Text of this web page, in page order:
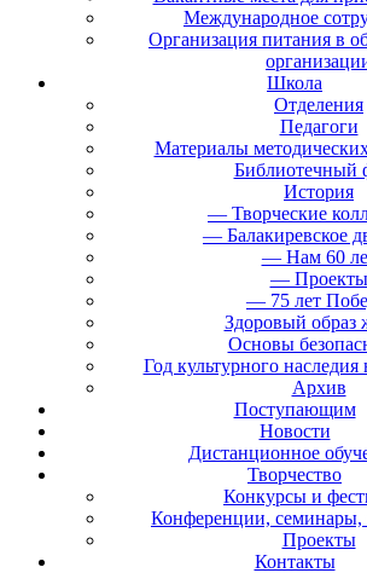
Международное
Организация питания в
Школа
Отделения
Педагоги
Материалы
Библиотечный
История
— Творческие
— Балакиревское
— Нам 60
— Проекты
— 75 лет
Здоровый образ
Основы
Год культурного
Архив
Поступающим
Новости
Дистанционное
Творчество
Конкурсы и
Конференции, семинары,
Проекты
Контакты